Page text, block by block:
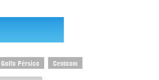
Golfo Pérsico Centcom